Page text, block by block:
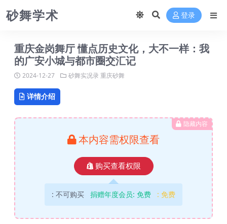
砂舞学术 登录
重庆金岗舞厅 懂点历史文化，大不一样：我
的广安小城与都市圈交汇记
2024-12-27 砂舞实况录重庆砂舞
详情介绍
隐藏内容
本内容需权限查看
购买查看权限
: 不可购买 捐赠年度会员: 免费 : 免费